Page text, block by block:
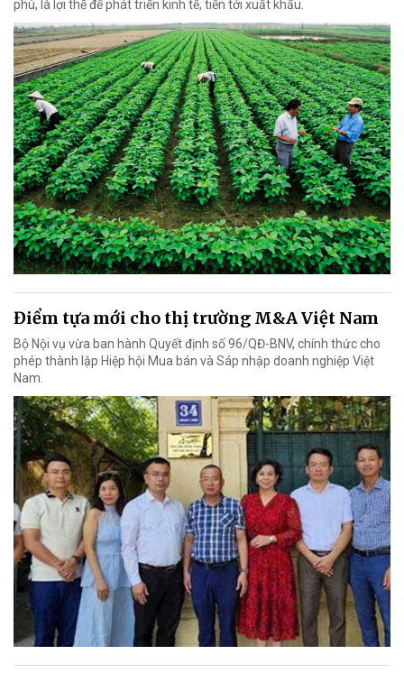
phú, là lợi thế để phát triển kinh tế, tiến tới xuất khẩu.
Điểm tựa mới cho thị trường M&A Việt Nam
Bộ Nội vụ vừa ban hành Quyết định số 96/QĐ-BNV, chính thức cho
phép thành lập Hiệp hội Mua bán và Sáp nhập doanh nghiệp Việt
Nam.